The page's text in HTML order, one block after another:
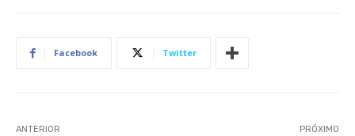
Facebook Twitter
ANTERIOR PRÓXIMO